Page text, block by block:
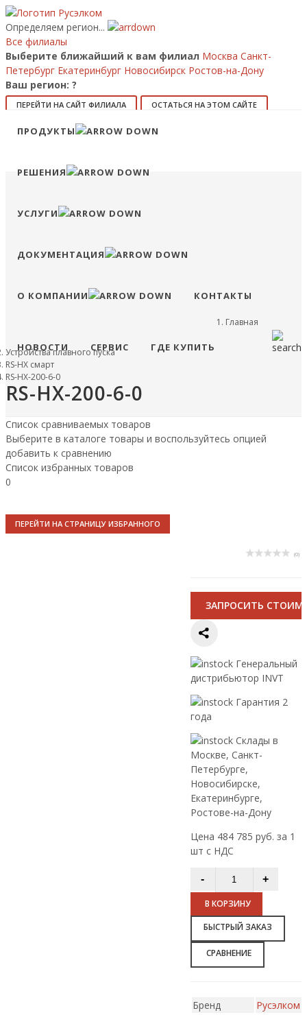
Определяем регион...
Все филиалы
Выберите ближайший к вам филиал Москва Санкт-
Петербург Екатеринбург Новосибирск Ростов-на-Дону
Ваш регион: ?
ПЕРЕЙТИ НА САЙТ ФИЛИАЛА ОСТАТЬСЯ НА ЭТОМ САЙТЕ
Позвонить
Сравнение
ПРОДУКТЫ
РЕШЕНИЯ
УСЛУГИ
ДОКУМЕНТАЦИЯ
О КОМПАНИИ КОНТАКТЫ
НОВОСТИ СЕРВИС ГДЕ КУПИТЬ
Главная
Устройства плавного пуска
RS-HX смарт
RS-HX-200-6-0
RS-HX-200-6-0
Список сравниваемых товаров
Выберите в каталоге товары и воспользуйтесь опцией
добавить к сравнению
Список избранных товаров
0
ПЕРЕЙТИ НА СТРАНИЦУ ИЗБРАННОГО
(0)
ЗАПРОСИТЬ
Генеральный
дистрибьютор INVT
Гарантия 2
года
Склады в
Москве, Санкт-
Петербурге,
Новосибирске,
Екатеринбурге,
Ростове-на-Дону
Цена 484 785 руб. за 1
шт с НДС
В КОРЗИНУ
БЫСТРЫЙ ЗАКАЗ
СРАВНЕНИЕ
Бренд
Русэлком